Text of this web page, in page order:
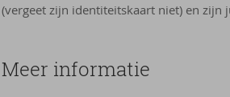
(vergeet zijn identiteitskaart niet) en
Meer in­for­ma­tie